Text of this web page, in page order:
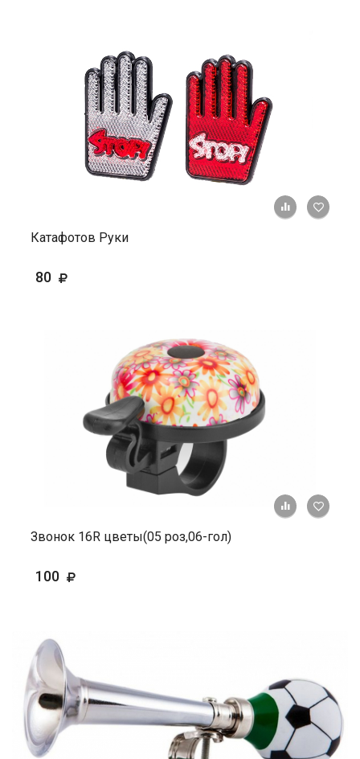
+ К
Катафотов Руки
80
+ К
Звонок 16R цветы(05 роз,06-гол)
100